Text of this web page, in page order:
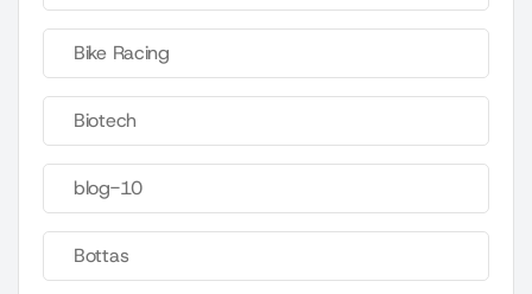
Bike Racing
Biotech
blog-10
Bottas